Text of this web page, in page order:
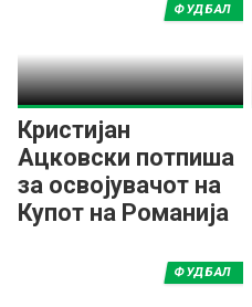
Кристијан
Ацковски потпиша
за освојувачот на
Купот на Романија
ФУДБАЛ
ФУДБАЛ